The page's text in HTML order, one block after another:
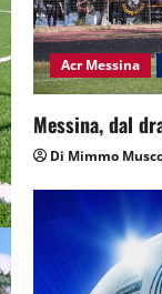
Acr Messina
Messina, dal
Di Mimmo